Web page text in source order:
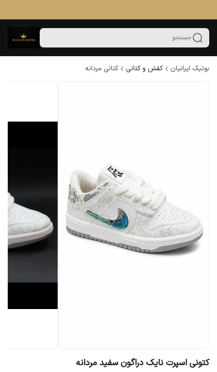
جستجو
بوتیک ایرانیان کفش و کتانی کتانی مردانه
کتونی اسپرت نایک دراگون سفید مردانه